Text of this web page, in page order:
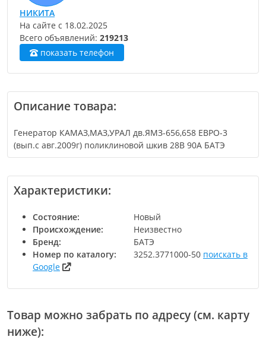
НИКИТА
На сайте с 18.02.2025
Всего объявлений: 219213
показать телефон
Описание товара:
Генератор КАМАЗ,МАЗ,УРАЛ дв.ЯМЗ-656,658 ЕВРО-3
(вып.с авг.2009г) поликлиновой шкив 28В 90А БАТЭ
Характеристики:
Состояние
Новый
Происхождение
Неизвестно
Бренд
БАТЭ
Номер по каталогу
3252.3771000-50 поискать в
Google
Товар можно забрать по адресу (см. карту
ниже):